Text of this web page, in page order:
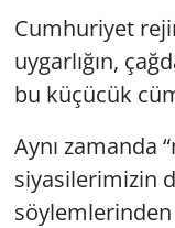
Cumhuriyet
uygarlığın,
bu küçücük
Aynı zamanda
siyasilerimizin
SİYASET
Yerel